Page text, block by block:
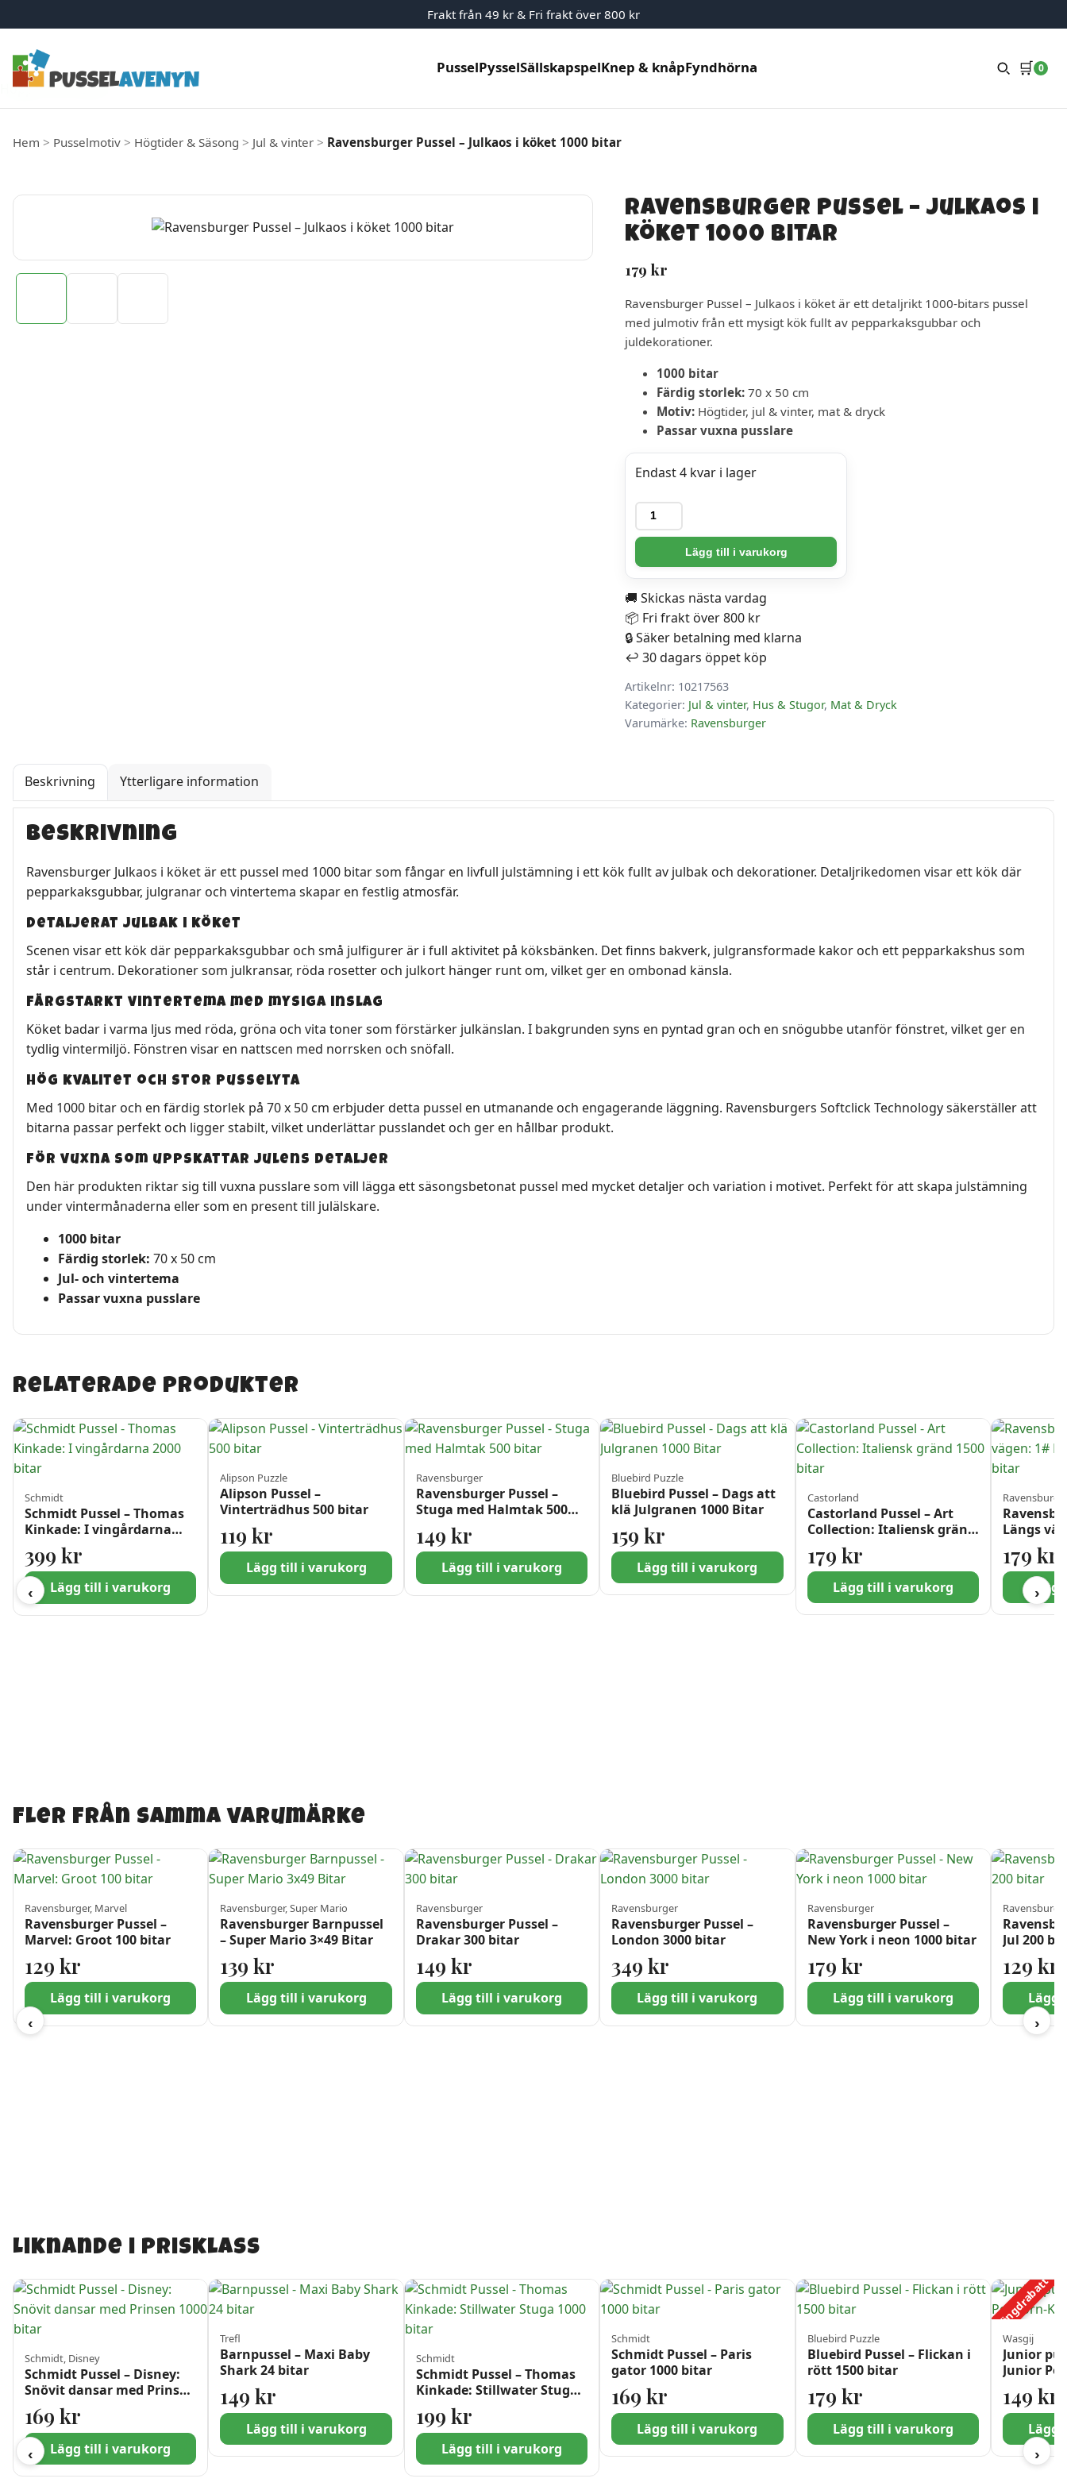
Hoppa till innehåll
Frakt från 49 kr & Fri frakt över 800 kr
PusselPysselSällskapspelKnep & knåpFyndhörna 🛒 0
Hem > Pusselmotiv > Högtider & Säsong > Jul & vinter > Ravensburger Pussel – Julkaos i köket 1000 bitar
Ravensburger Pussel – Julkaos i
köket 1000 bitar
179 kr
Ravensburger Pussel – Julkaos i köket är ett detaljrikt 1000-bitars pussel
med julmotiv från ett mysigt kök fullt av pepparkaksgubbar och
juldekorationer.
1000 bitar
Färdig storlek: 70 x 50 cm
Motiv: Högtider, jul & vinter, mat & dryck
Passar vuxna pusslare
Endast 4 kvar i lager
Ravensburger
Pussel
Julkaos
i
köket
1000
bitar
mängd
Lägg till i varukorg
🚚 Skickas nästa vardag
📦 Fri frakt över 800 kr
🔒 Säker betalning med klarna
↩️ 30 dagars öppet köp
Artikelnr: 10217563
Kategorier: Jul & vinter, Hus & Stugor, Mat & Dryck
Varumärke: Ravensburger
Beskrivning Ytterligare information
Beskrivning
Ravensburger Julkaos i köket är ett pussel med 1000 bitar som fångar en livfull julstämning i ett kök fullt av julbak och dekorationer. Detaljrikedomen visar ett kök där
pepparkaksgubbar, julgranar och vintertema skapar en festlig atmosfär.
Detaljerat julbak i köket
Scenen visar ett kök där pepparkaksgubbar och små julfigurer är i full aktivitet på köksbänken. Det finns bakverk, julgransformade kakor och ett pepparkakshus som
står i centrum. Dekorationer som julkransar, röda rosetter och julkort hänger runt om, vilket ger en ombonad känsla.
Färgstarkt vintertema med mysiga inslag
Köket badar i varma ljus med röda, gröna och vita toner som förstärker julkänslan. I bakgrunden syns en pyntad gran och en snögubbe utanför fönstret, vilket ger en
tydlig vintermiljö. Fönstren visar en nattscen med norrsken och snöfall.
Hög kvalitet och stor pusselyta
Med 1000 bitar och en färdig storlek på 70 x 50 cm erbjuder detta pussel en utmanande och engagerande läggning. Ravensburgers Softclick Technology säkerställer att
bitarna passar perfekt och ligger stabilt, vilket underlättar pusslandet och ger en hållbar produkt.
För vuxna som uppskattar julens detaljer
Den här produkten riktar sig till vuxna pusslare som vill lägga ett säsongsbetonat pussel med mycket detaljer och variation i motivet. Perfekt för att skapa julstämning
under vintermånaderna eller som en present till julälskare.
1000 bitar
Färdig storlek: 70 x 50 cm
Jul- och vintertema
Passar vuxna pusslare
Relaterade produkter
‹
Schmidt
Schmidt Pussel – Thomas
Kinkade: I vingårdarna
2000 bitar
399 kr
Lägg till i varukorg
Alipson Puzzle
Alipson Pussel –
Vinterträdhus 500 bitar
119kr
Lägg till i varukorg
Ravensburger
Ravensburger Pussel –
Stuga med Halmtak 500
149 kr
Lägg till i varukorg
Bluebird Puzzle
Bluebird Pussel – Dags att
klä Julgranen 1000 Bitar
159kr
Lägg till i varukorg
Castorland
Castorland Pussel – Art
Collection: Italiensk gränd
1500 bitar
179 kr
Lägg till i varukorg
Längs
Hill Lane
179 kr
›
Fler från samma varumärke
‹
Ravensburger, Marvel
Ravensburger Pussel –
Marvel: Groot 100 bitar
129 kr
Lägg till i varukorg
Ravensburger, Super Mario
Ravensburger Barnpussel
– Super Mario 3×49 Bitar
139kr
Lägg till i varukorg
Ravensburger
Ravensburger Pussel –
Drakar 300 bitar
149 kr
Lägg till i varukorg
Ravensburger
Ravensburger Pussel –
London 3000 bitar
349kr
Lägg till i varukorg
Ravensburger
Ravensburger Pussel –
New York i neon 1000 bitar
179 kr
Lägg till i varukorg
Jul 200
129 kr
Lägg
›
Liknande i prisklass
‹
Schmidt, Disney
Schmidt Pussel – Disney:
Snövit dansar med Prinsen
1000 bitar
169 kr
Lägg till i varukorg
Trefl
Barnpussel – Maxi Baby
Shark 24 bitar
149kr
Lägg till i varukorg
Schmidt
Schmidt Pussel – Thomas
Kinkade: Stillwater Stuga
1000 bitar
199 kr
Lägg till i varukorg
Schmidt
Schmidt Pussel – Paris
gator 1000 bitar
169kr
Lägg till i varukorg
Bluebird Puzzle
Bluebird Pussel – Flickan i
rött 1500 bitar
179 kr
Lägg till i varukorg
Mängdrabatt
Wasgij
Junior
Junior
149 kr
Lägg
›